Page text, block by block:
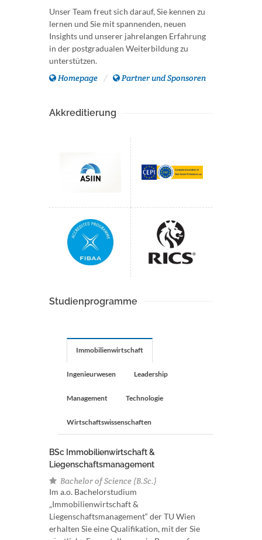
Unser Team freut sich darauf, Sie kennen zu
lernen und Sie mit spannenden, neuen
Insights und unserer jahrelangen Erfahrung
in der postgradualen Weiterbildung zu
unterstützen.
Homepage Partner und Sponsoren
Akkreditierung
Studienprogramme
Immobilienwirtschaft
Ingenieurwesen Leadership
Management Technologie
Wirtschaftswissenschaften
BSc Immobilienwirtschaft &
Liegenschaftsmanagement
Bachelor of Science (B.Sc.)
Im a.o. Bachelorstudium
„Immobilienwirtschaft &
Liegenschaftsmanagement“ der TU Wien
erhalten Sie eine Qualifikation, mit der Sie